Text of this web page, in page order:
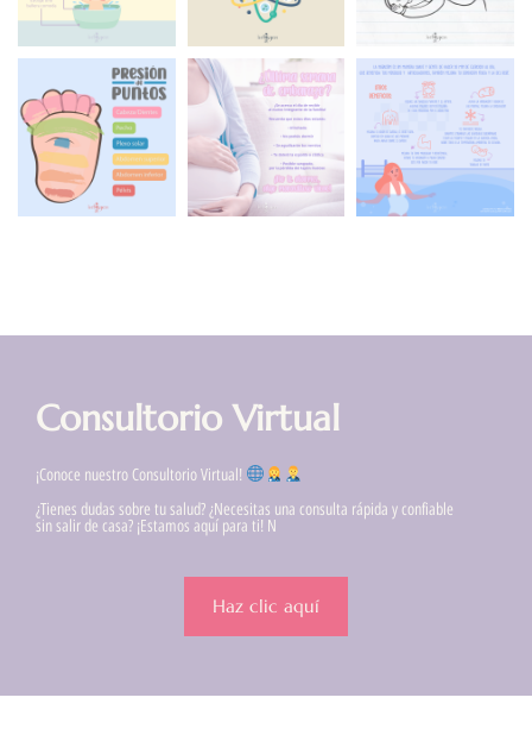
Consultorio Virtual
¡Conoce nuestro Consultorio Virtual!
¿Tienes dudas sobre tu salud? ¿Necesitas una consulta rápida y confiable
sin salir de casa? ¡Estamos aquí para ti! N
Haz clic aquí